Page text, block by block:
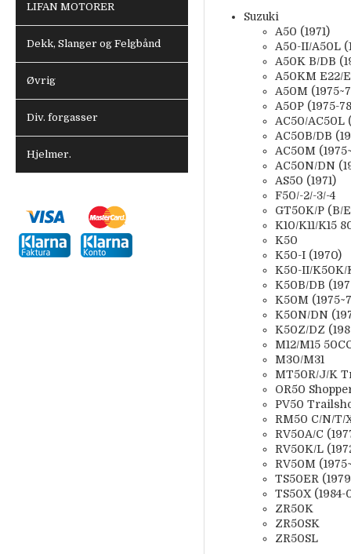
LIFAN MOTORER
Dekk, Slanger og Felgbånd
Øvrig
Div. forgasser
Hjelmer.
Suzuki
A50 (1971)
A50-II/A50L
A50K B/DB
A50KM E22/
A50M
A50P (1975-
AC50/AC50L
AC50B/DB
AC50M
AC50N/DN
AS50 (1971)
F50/-2/-3/-4
GT50K/P (B/
K10/K11/K15
K50
K50-I (1970)
K50-II/K50K/
K50B/DB
K50M
K50N/DN
K50Z/DZ
M12/M15
M30/M31
MT50R/J/K
OR50
PV50
RM50 C/N/T/
RV50A/C
RV50K/L
RV50M
TS50ER
TS50X (1984-
ZR50K
ZR50SK
ZR50SL